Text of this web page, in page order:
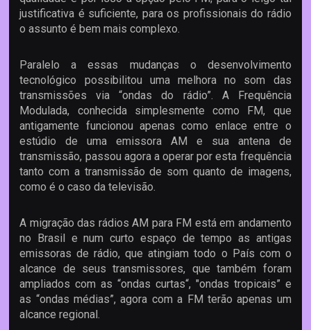
justificativa é suficiente, para os profissionais do rádio
o assunto é bem mais complexo.
Paralelo a essas mudanças o desenvolvimento
tecnológico possibilitou uma melhora no som das
transmissões via “ondas do rádio”. A Frequência
Modulada, conhecida simplesmente como FM, que
antigamente funcionou apenas como enlace entre o
estúdio de uma emissora AM e sua antena de
transmissão, passou agora a operar por esta frequência
tanto com a transmissão de som quanto de imagens,
como é o caso da televisão.
A migração das rádios AM para FM está em andamento
no Brasil e num curto espaço de tempo as antigas
emissoras de rádio, que atingiam todo o País com o
alcance de seus transmissores, que também foram
ampliados com as “ondas curtas“, "ondas tropicais” e
as “ondas médias”, agora com a FM terão apenas um
alcance regional.